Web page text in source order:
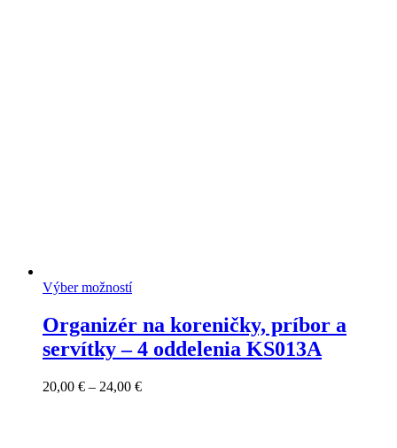
Výber možností
Organizér na koreničky, príbor a
servítky – 4 oddelenia KS013A
20,00 € – 24,00 €Price